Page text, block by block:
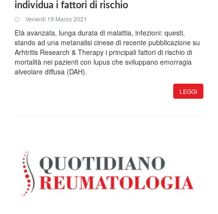
individua i fattori di rischio
Venerdi 19 Marzo 2021
Età avanzata, lunga durata di malattia, infezioni: questi,
stando ad una metanalisi cinese di recente pubblicazione su
Arhtritis Research & Therapy i principali fattori di rischio di
mortalità nei pazienti con lupus che sviluppano emorragia
alveolare diffusa (DAH).
LEGGI